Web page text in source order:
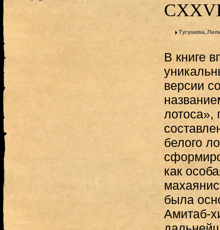
Тугушева,
В книге
версии
лотоса»,
белого
как
была
Амитаб-